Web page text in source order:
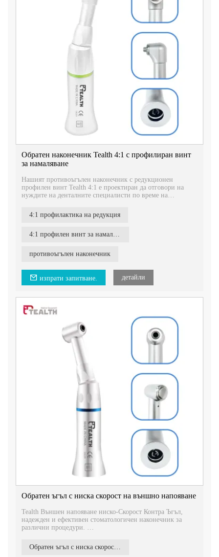
Обратен наконечник Tealth 4:1 с профилиран винт
за намаляване
Нашият противоъгълен наконечник с редукционен
профилен винт Tealth 4:1 е проектиран да отговори на
нуждите на денталните специалисти по време на
производителност и лекота на използване, като подобрява
ефикасността и ефективността на почистването на зъбите.
4:1 профилактика на редукция
противоъгълен наконечник
изпрати запитване. детайли
Обратен ъгъл с ниска скорост на външно напояване
Tealth Външен напояване ниско-Скорост ​​Контра Ъгъл,
надежден и ефективен стоматологичен наконечник за
различни процедури.
дизайн, той предлага удобство и прецизност по време на
стоматологични процедури.